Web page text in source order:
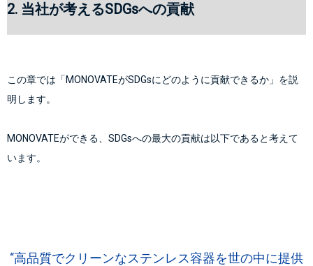
2. 当社が考えるSDGsへの貢献
この章では「MONOVATEがSDGsにどのように貢献できるか」を説
明します。
MONOVATEができる、SDGsへの最大の貢献は以下であると考えて
います。
“高品質でクリーンなステンレス容器を世の中に提供